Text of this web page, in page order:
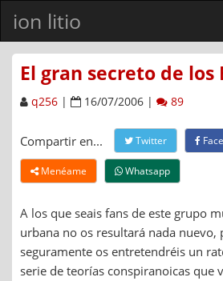
ion litio
El gran secreto de los
q256 | 16/07/2006 | 89
Compartir en... Twitter
Menéame Whatsapp
A los que seais fans de este grupo
urbana no os resultará nada nuevo,
seguramente os entretendréis un
serie de teorías conspiranoicas que